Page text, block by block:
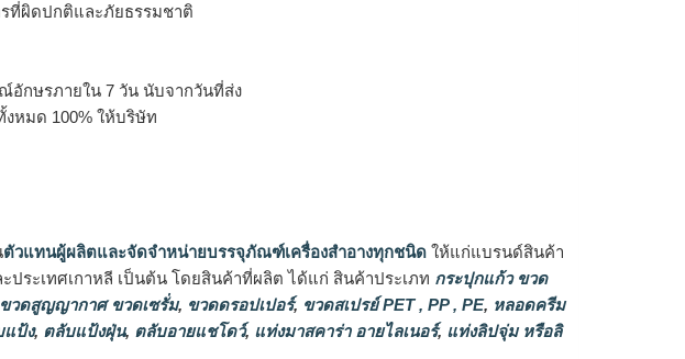
รที่ผิดปกติและภัยธรรมชาติ
กษรภายใน 7 วัน นับจากวันที่ส่ง
หมด 100% ให้บริษัท
ตัวแทนผู้ผลิตและจัดจำหน่ายบรรจุภัณฑ์เครื่องสำอางทุกชนิด ให้แก่แบรนด์สินค้า
ประเทศเกาหลี เป็นต้น โดยสินค้าที่ผลิต ได้แก่ สินค้าประเภท กระปุกแก้ว ขวด
ขวดสูญญากาศ ขวดเซรั่ม, ขวดดรอปเปอร์, ขวดสเปรย์ PET , PP , PE, หลอดครีม
แป้ง, ตลับแป้งฝุ่น, ตลับอายแชโดว์, แท่งมาสคาร่า อายไลเนอร์, แท่งลิปจุ่ม หรือลิ